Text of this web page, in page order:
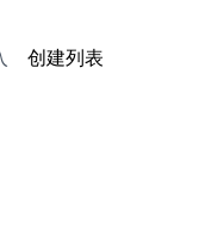
创建列表